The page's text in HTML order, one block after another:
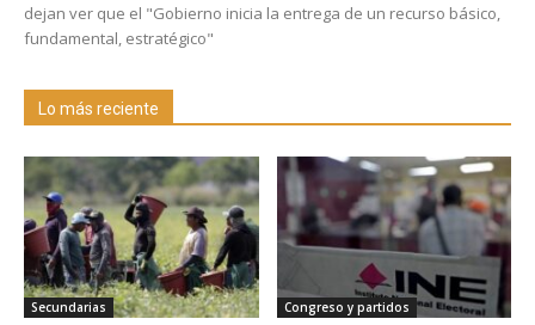
dejan ver que el "Gobierno inicia la entrega de un recurso básico,
fundamental, estratégico"
Lo más reciente
Secundarias Congreso y partidos